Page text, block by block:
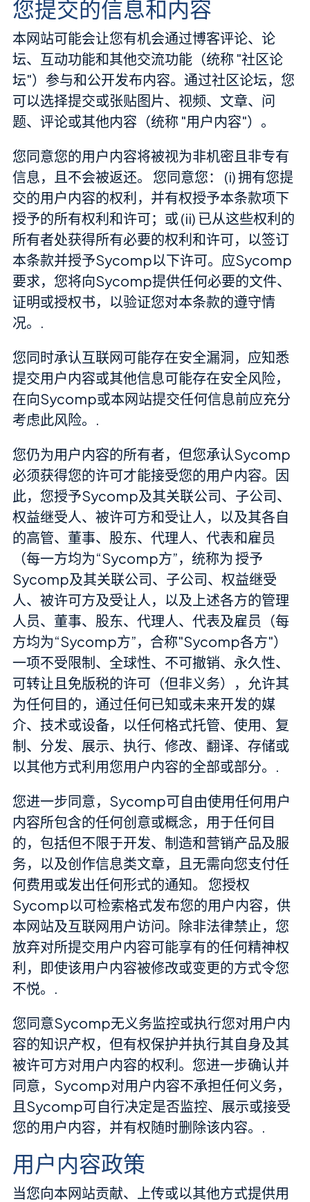
您提交的信息和内容
本网站可能会让您有机会通过博客评论、论
坛、互动功能和其他交流功能（统称 "社区论
坛"）参与和公开发布内容。通过社区论坛，您
可以选择提交或张贴图片、视频、文章、问
题、评论或其他内容（统称 "用户内容"）。
您同意您的用户内容将被视为非机密且非专有
信息，且不会被返还。 您同意您： (i) 拥有您提
交的用户内容的权利，并有权授予本条款项下
授予的所有权利和许可；或 (ii) 已从这些权利的
所有者处获得所有必要的权利和许可，以签订
本条款并授予Sycomp以下许可。应Sycomp
要求，您将向Sycomp提供任何必要的文件、
证明或授权书，以验证您对本条款的遵守情
况。.
您同时承认互联网可能存在安全漏洞，应知悉
提交用户内容或其他信息可能存在安全风险，
在向Sycomp或本网站提交任何信息前应充分
考虑此风险。.
您仍为用户内容的所有者，但您承认Sycomp
必须获得您的许可才能接受您的用户内容。因
此，您授予Sycomp及其关联公司、子公司、
权益继受人、被许可方和受让人，以及其各自
的高管、董事、股东、代理人、代表和雇员
（每一方均为“Sycomp方”，统称为 授予
Sycomp及其关联公司、子公司、权益继受
人、被许可方及受让人，以及上述各方的管理
人员、董事、股东、代理人、代表及雇员（每
方均为“Sycomp方”，合称"Sycomp各方"）
一项不受限制、全球性、不可撤销、永久性、
可转让且免版税的许可（但非义务），允许其
为任何目的，通过任何已知或未来开发的媒
介、技术或设备，以任何格式托管、使用、复
制、分发、展示、执行、修改、翻译、存储或
以其他方式利用您用户内容的全部或部分。.
您进一步同意，Sycomp可自由使用任何用户
内容所包含的任何创意或概念，用于任何目
的，包括但不限于开发、制造和营销产品及服
务，以及创作信息类文章，且无需向您支付任
何费用或发出任何形式的通知。 您授权
Sycomp以可检索格式发布您的用户内容，供
本网站及互联网用户访问。除非法律禁止，您
放弃对所提交用户内容可能享有的任何精神权
利，即使该用户内容被修改或变更的方式令您
不悦。.
您同意Sycomp无义务监控或执行您对用户内
容的知识产权，但有权保护并执行其自身及其
被许可方对用户内容的权利。您进一步确认并
同意，Sycomp对用户内容不承担任何义务，
且Sycomp可自行决定是否监控、展示或接受
您的用户内容，并有权随时删除该内容。.
用户内容政策
当您向本网站贡献、上传或以其他方式提供用